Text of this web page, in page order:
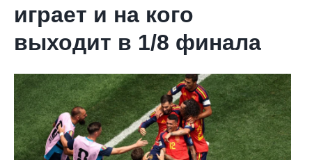
играет и на кого
выходит в 1/8 финала